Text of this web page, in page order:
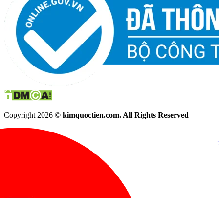
Copyright 2026 © kimquoctien.com. All Rights Reserved
(8h00 - 21h30)
(8h00 -